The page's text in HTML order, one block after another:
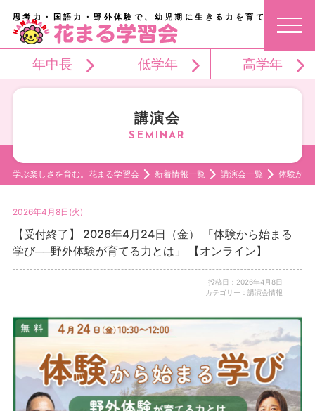
思考力・国語力・野外体験で、幼児期に生きる力を育てる。
年中長 低学年 高学年
講演会
学ぶ楽しさを育む。花まる学習会 新着情報一覧 講演会一覧 体験か
2026年4月8日(火)
【受付終了】 2026年4月24日（金） 「体験から始まる
学び──野外体験が育てる力とは」 【オンライン】
投稿日：2026年4月8日
カテゴリー：講演会情報